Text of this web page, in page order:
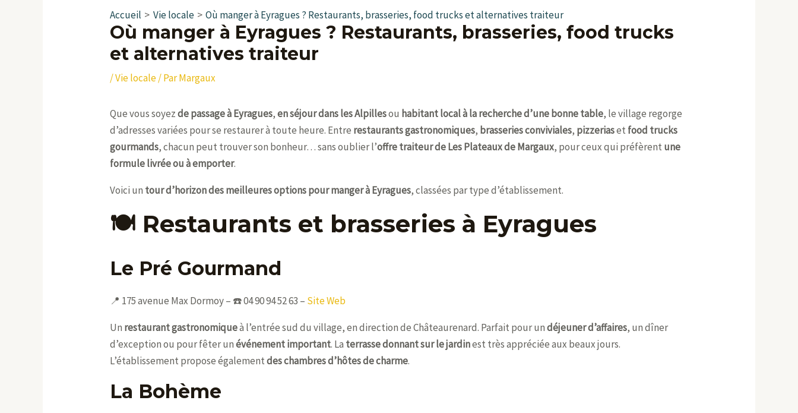
Accueil Vie locale Où manger à Eyragues ? Restaurants, brasseries, food trucks et alternatives traiteur
Où manger à Eyragues ? Restaurants, brasseries, food trucks
et alternatives traiteur
/Vie locale/ ParMargaux
Que vous soyezde passage à Eyragues,en séjour dans les Alpillesou habitant local à la recherche d’une bonne table, le village regorge
d’adresses variées pour se restaurer à toute heure. Entre restaurants gastronomiques, brasseries conviviales, pizzeriaset food trucks
gourmands, chacun peut trouver son bonheur… sans oublier l’offre traiteur de Les Plateaux de Margaux, pour ceux qui préfèrent une
formule livrée ou à emporter.
Voici un tour d’horizon des meilleures options pour manger à Eyragues, classées par type d’établissement.
🍽️ Restaurants et brasseries à Eyragues
Le Pré Gourmand
📍 175 avenue Max Dormoy – ☎️ 04 90 94 52 63 – Site Web
Un restaurant gastronomiqueà l’entrée sud du village, en direction de Châteaurenard. Parfait pour undéjeuner d’affaires, un dîner
d’exception ou pour fêter unévénement important. La terrasse donnant sur le jardinest très appréciée aux beaux jours.
L’établissement propose égalementdes chambres d’hôtes de charme.
La Bohème